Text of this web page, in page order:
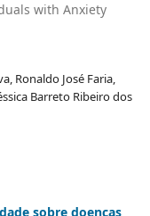
with Anxiety
Ronaldo José Faria,
Barreto Ribeiro dos
sobre doenças